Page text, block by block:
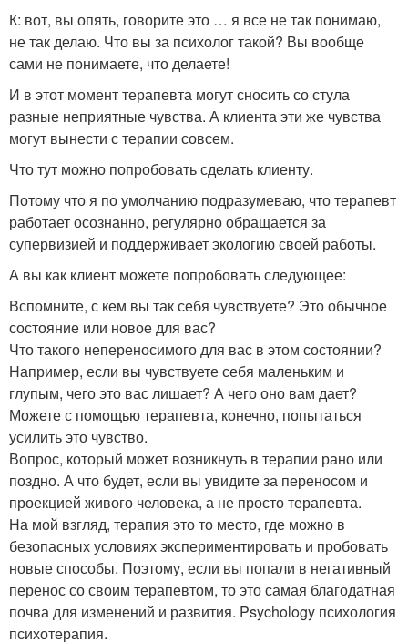
К: вот, вы опять, говорите это … я все не так понимаю,
не так делаю. Что вы за психолог такой? Вы вообще
сами не понимаете, что делаете!
И в этот момент терапевта могут сносить со стула
разные неприятные чувства. А клиента эти же чувства
могут вынести с терапии совсем.
Что тут можно попробовать сделать клиенту.
Потому что я по умолчанию подразумеваю, что терапевт
работает осознанно, регулярно обращается за
супервизией и поддерживает экологию своей работы.
А вы как клиент можете попробовать следующее:
Вспомните, с кем вы так себя чувствуете? Это обычное
состояние или новое для вас?
Что такого непереносимого для вас в этом состоянии?
Например, если вы чувствуете себя маленьким и
глупым, чего это вас лишает? А чего оно вам дает?
Можете с помощью терапевта, конечно, попытаться
усилить это чувство.
Вопрос, который может возникнуть в терапии рано или
поздно. А что будет, если вы увидите за переносом и
проекцией живого человека, а не просто терапевта.
На мой взгляд, терапия это то место, где можно в
безопасных условиях экспериментировать и пробовать
новые способы. Поэтому, если вы попали в негативный
перенос со своим терапевтом, то это самая благодатная
почва для изменений и развития. Psychology психология
психотерапия.